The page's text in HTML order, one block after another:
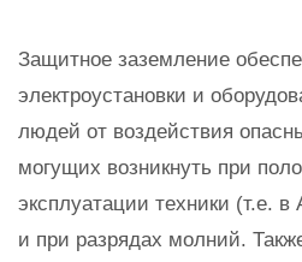
Защитное заземление
электроустановки и
людей от воздействия
могущих возникнуть при
эксплуатации техники
и при разрядах молний.